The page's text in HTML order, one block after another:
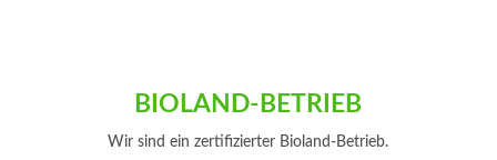
BIOLAND-BETRIEB
Wir sind ein zertifizierter Bioland-Betrieb.